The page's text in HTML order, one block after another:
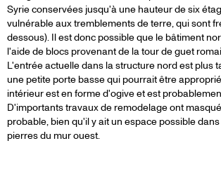
Syrie conservées jusqu'à une hauteur de six
vulnérable aux tremblements de terre, qui sont
dessous). Il est donc possible que le bâtiment
l'aide de blocs provenant de la tour de guet
L'entrée actuelle dans la structure nord est plus
une petite porte basse qui pourrait être
intérieur est en forme d'ogive et est
D'importants travaux de remodelage ont
probable, bien qu'il y ait un espace possible
pierres du mur ouest.